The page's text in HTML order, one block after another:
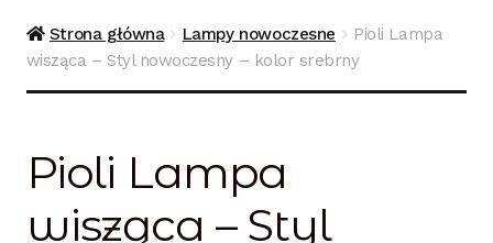
Bezpieczne zakupy
Strona główna Lampy nowoczesne
Pioli Lampa
wisząca – Styl nowoczesny – kolor srebrny
Pioli Lampa
wisząca – Styl